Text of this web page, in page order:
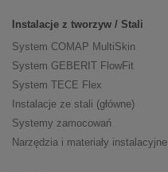
Instalacje z tworzyw / Stali
System COMAP MultiSkin
System GEBERIT FlowFit
System TECE Flex
Instalacje ze stali (główne)
Systemy zamocowań
Narzędzia i materiały instalacyjne